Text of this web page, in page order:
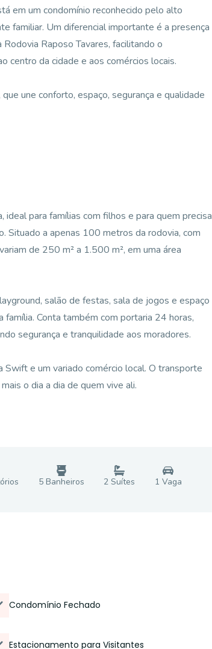
em um condomínio reconhecido pelo alto
familiar. Um diferencial importante é a presença
Raposo Tavares, facilitando o
centro da cidade e aos comércios locais.
une conforto, espaço, segurança e qualidade
ideal para famílias com filhos e para quem precisa
Situado a apenas 100 metros da rodovia, com
de 250 m² a 1.500 m², em uma área
salão de festas, sala de jogos e espaço
Conta também com portaria 24 horas,
segurança e tranquilidade aos moradores.
Swift e um variado comércio local. O transporte
o dia a dia de quem vive ali.
s 5Banheiros 2 Suítes 1 Vaga
Condomínio Fechado
Estacionamento para Visitantes